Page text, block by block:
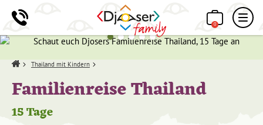
0
Home Thailand mit Kindern
Familienreise Thailand
15 Tage